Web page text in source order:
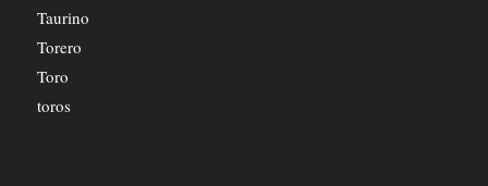
Taurino
Torero
Toro
toros